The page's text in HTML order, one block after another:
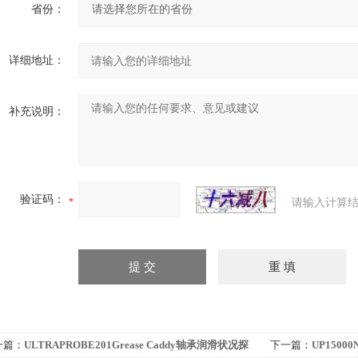
省份：
详细地址：
补充说明：
验证码： 请输入计算
： ULTRAPROBE201Grease Caddy轴承润滑状况探 下一篇：